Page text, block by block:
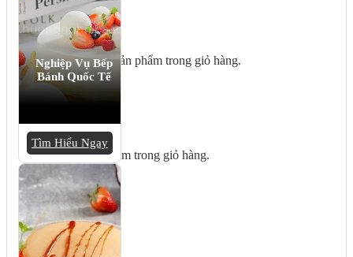
Chưa có sản phẩm trong giỏ hàng.
Giỏ hàng
Chưa có sản phẩm trong giỏ hàng.
Nghiệp Vụ Bếp
Bánh Quốc Tế
Tìm Hiểu Ngay